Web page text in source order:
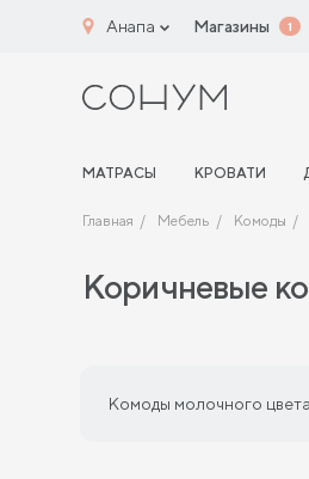
Анапа Магазины 1
МАТРАСЫ КРОВАТИ
Главная Мебель Комоды
Коричневые
Комоды молочного цвета